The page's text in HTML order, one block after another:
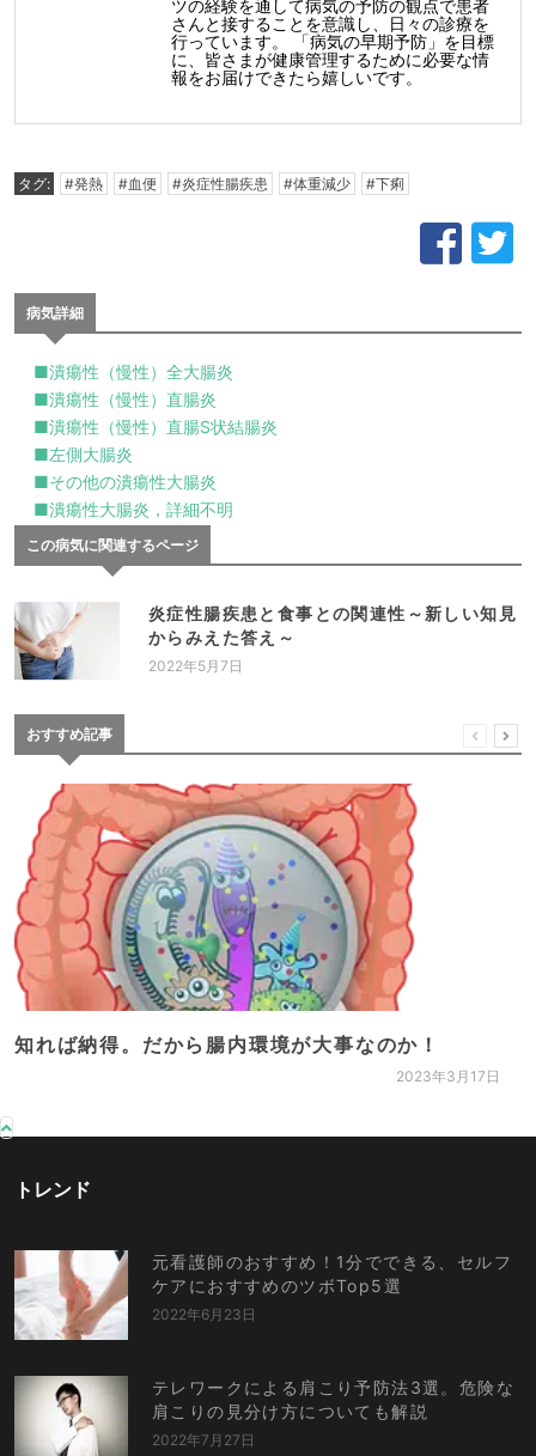
ツの経験を通して病気の予防の観点で患者
さんと接することを意識し、日々の診療を
行っています。 「病気の早期予防」を目標
に、皆さまが健康管理するために必要な情
報をお届けできたら嬉しいです。
タグ: #発熱 #血便 #炎症性腸疾患 #体重減少 #下痢
病気詳細
■潰瘍性（慢性）全大腸炎
■潰瘍性（慢性）直腸炎
■潰瘍性（慢性）直腸S状結腸炎
■左側大腸炎
■その他の潰瘍性大腸炎
■潰瘍性大腸炎，詳細不明
この病気に関連するページ
炎症性腸疾患と食事との関連性～新しい知見
からみえた答え～
2022年5月7日
おすすめ記事
知れば納得。だから腸内環境が大事なのか！
2023年3月17日
トレンド
元看護師のおすすめ！1分でできる、セルフ
ケアにおすすめのツボTop5選
2022年6月23日
テレワークによる肩こり予防法3選。危険な
肩こりの見分け方についても解説
2022年7月27日